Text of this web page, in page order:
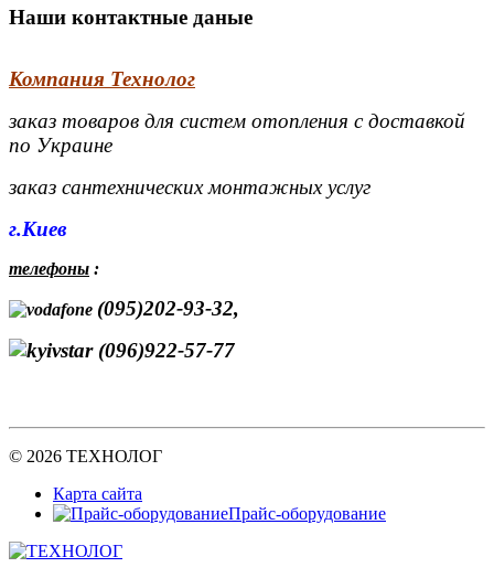
Наши контактные даные
Компания Технолог
заказ товаров для систем отопления с доставкой
по Украине
заказ сантехнических монтажных услуг
г.Киев
телефоны :
(095)202-93-32,
(096)922-57-77
© 2026 ТЕХНОЛОГ
Карта сайта
Прайс-оборудование